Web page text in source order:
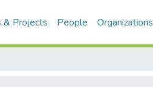
& Projects People Organizations